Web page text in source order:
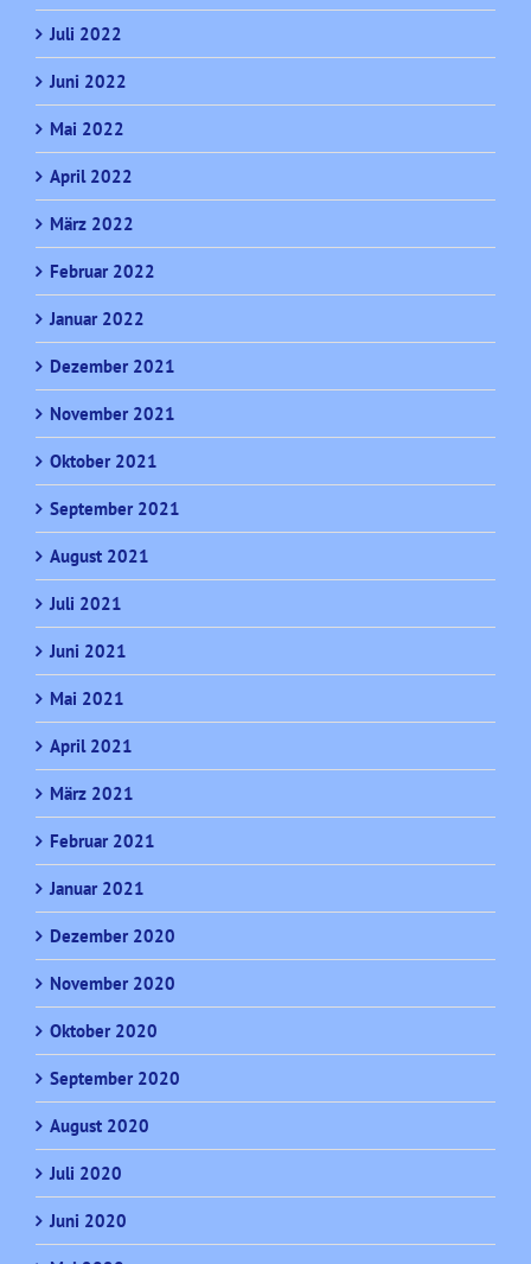
Juli 2022
Juni 2022
Mai 2022
April 2022
März 2022
Februar 2022
Januar 2022
Dezember 2021
November 2021
Oktober 2021
September 2021
August 2021
Juli 2021
Juni 2021
Mai 2021
April 2021
März 2021
Februar 2021
Januar 2021
Dezember 2020
November 2020
Oktober 2020
September 2020
August 2020
Juli 2020
Juni 2020